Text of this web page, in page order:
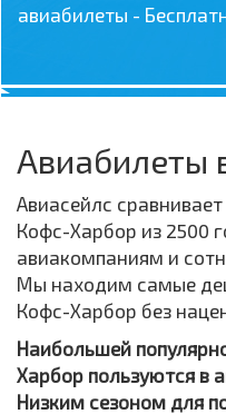
авиабилеты -
Авиабилеты
Авиасейлс
Кофс-Харбор из 2500
авиакомпаниям и
Мы находим самые
Кофс-Харбор без
Наибольшей
Харбор пользуются в
Низким сезоном для